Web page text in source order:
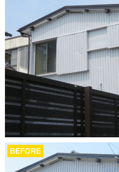
BEFORE